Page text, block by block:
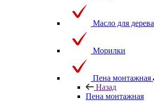
Масло для дерева
Морилки
Пена монтажная
Назад
Пена монтажная